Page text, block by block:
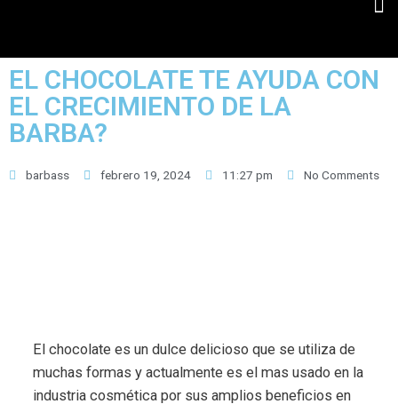
EL CHOCOLATE TE AYUDA CON
EL CRECIMIENTO DE LA
BARBA?
barbass febrero 19, 2024 11:27 pm No Comments
El chocolate es un dulce delicioso que se utiliza de
muchas formas y actualmente es el mas usado en la
industria cosmética por sus amplios beneficios en